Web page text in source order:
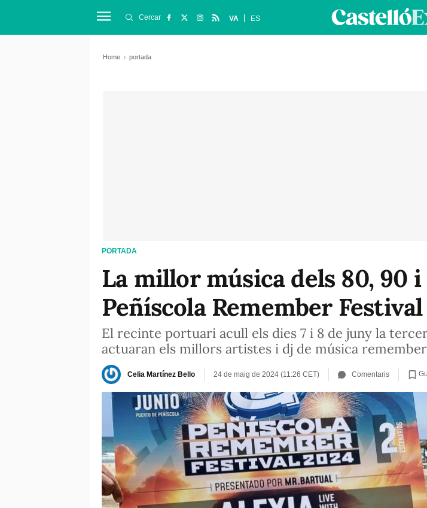
Cercar VA ES
Home portada
PORTADA
La millor música dels 80, 90
Peñíscola Remember Festival
El recinte portuari acull els dies 7 i 8 de juny la
actuaran els millors artistes i dj de música remember
Celia Martínez Bello 24 de maig de 2024 (11:26 CET) Comentaris